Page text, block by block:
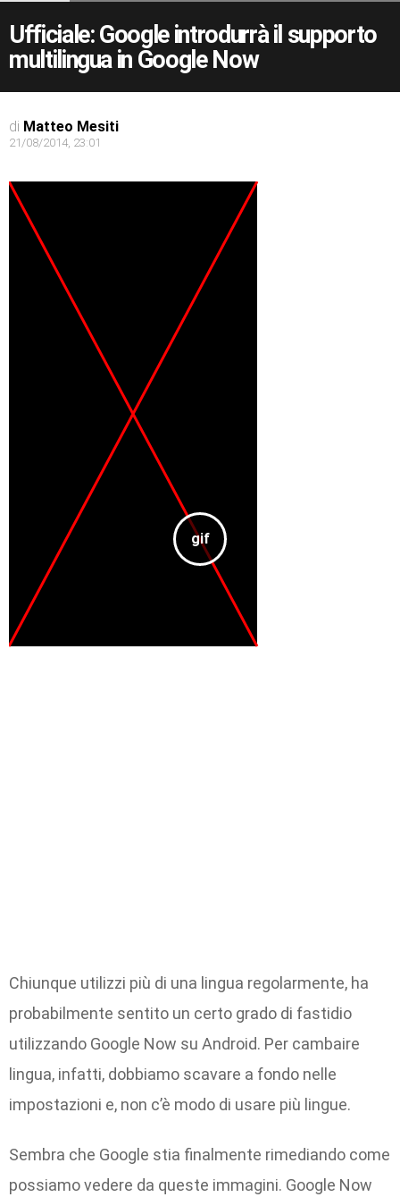
Ufficiale: Google introdurrà il supporto
multilingua in Google Now
di Matteo Mesiti
21/08/2014, 23:01
Chiunque utilizzi più di una lingua regolarmente, ha
probabilmente sentito un certo grado di fastidio
utilizzando Google Now su Android. Per cambaire
lingua, infatti, dobbiamo scavare a fondo nelle
impostazioni e, non c’è modo di usare più lingue.
Sembra che Google stia finalmente rimediando come
possiamo vedere da queste immagini. Google Now